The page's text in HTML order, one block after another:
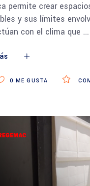
permite crear
y sus límites
con el clima que
0 ME GUSTA